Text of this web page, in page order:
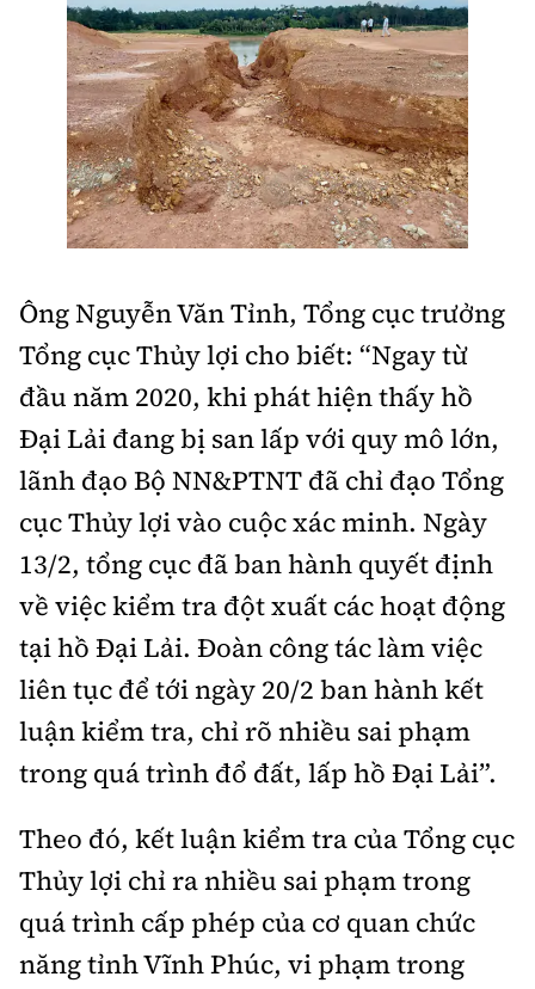
Ông Nguyễn Văn Tỉnh, Tổng cục trưởng
Tổng cục Thủy lợi cho biết: “Ngay từ
đầu năm 2020, khi phát hiện thấy hồ
Đại Lải đang bị san lấp với quy mô lớn,
lãnh đạo Bộ NN&PTNT đã chỉ đạo Tổng
cục Thủy lợi vào cuộc xác minh. Ngày
13/2, tổng cục đã ban hành quyết định
về việc kiểm tra đột xuất các hoạt động
tại hồ Đại Lải. Đoàn công tác làm việc
liên tục để tới ngày 20/2 ban hành kết
luận kiểm tra, chỉ rõ nhiều sai phạm
trong quá trình đổ đất, lấp hồ Đại Lải”.
Theo đó, kết luận kiểm tra của Tổng cục
Thủy lợi chỉ ra nhiều sai phạm trong
quá trình cấp phép của cơ quan chức
năng tỉnh Vĩnh Phúc, vi phạm trong